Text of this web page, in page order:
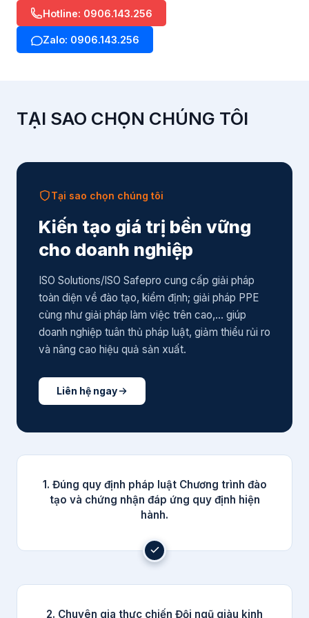
Hotline: 0906.143.256
Zalo: 0906.143.256
TẠI SAO CHỌN CHÚNG TÔI
Tại sao chọn chúng tôi
Kiến tạo giá trị bền vững
cho doanh nghiệp
ISO Solutions/ISO Safepro cung cấp giải pháp
toàn diện về đào tạo, kiểm định; giải pháp PPE
cùng như giải pháp làm việc trên cao,... giúp
doanh nghiệp tuân thủ pháp luật, giảm thiểu rủi ro
và nâng cao hiệu quả sản xuất.
Liên hệ ngay
1. Đúng quy định pháp luật Chương trình đào
tạo và chứng nhận đáp ứng quy định hiện
hành.
2. Chuyên gia thực chiến Đội ngũ giàu kinh